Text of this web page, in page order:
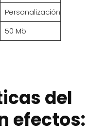
Personalización
50 Mb
del
efectos: